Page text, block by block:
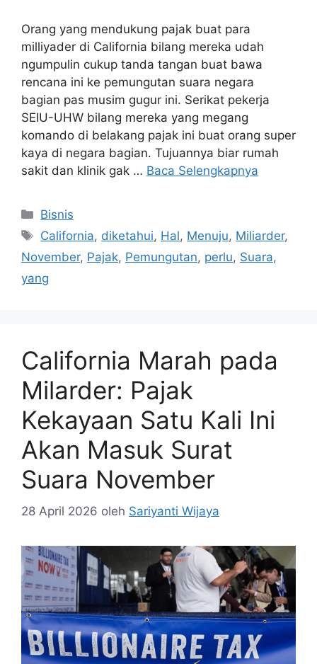
Orang yang mendukung pajak buat para
milliyader di California bilang mereka udah
ngumpulin cukup tanda tangan buat bawa
rencana ini ke pemungutan suara negara
bagian pas musim gugur ini. Serikat pekerja
SEIU-UHW bilang mereka yang megang
komando di belakang pajak ini buat orang super
kaya di negara bagian. Tujuannya biar rumah
sakit dan klinik gak … Baca Selengkapnya
Kategori
Bisnis
Tag
California, diketahui, Hal, Menuju, Miliarder,
November, Pajak, Pemungutan, perlu, Suara,
yang
California Marah pada
Milarder: Pajak
Kekayaan Satu Kali Ini
Akan Masuk Surat
Suara November
28 April 2026 oleh Sariyanti Wijaya